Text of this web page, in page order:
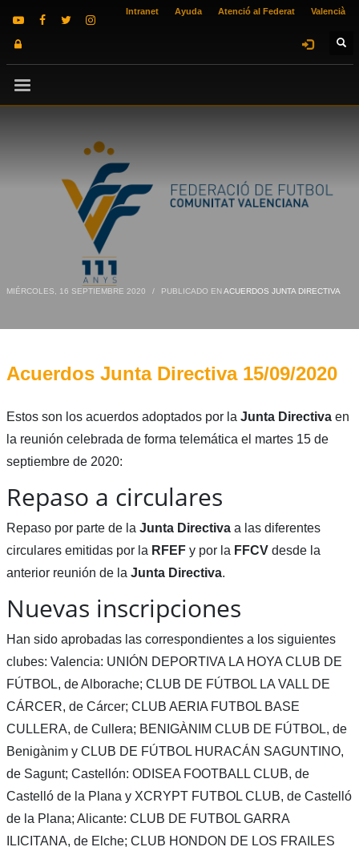
Intranet Ayuda Atenció al Federat Valencià
MIÉRCOLES, 16 SEPTIEMBRE 2020 / PUBLICADO EN ACUERDOS JUNTA DIRECTIVA
Acuerdos Junta Directiva 15/09/2020
Estos son los acuerdos adoptados por laJunta Directivaen
la reunión celebrada de forma telemática el martes 15 de
septiembre de 2020:
Repaso a circulares
Repaso por parte de laJunta Directivaa las diferentes
circulares emitidas por la RFEFy por la FFCVdesde la
anterior reunión de la Junta Directiva.
Nuevas inscripciones
Han sido aprobadas las correspondientes a los siguientes
clubes: Valencia: UNIÓN DEPORTIVA LA HOYA CLUB DE
FÚTBOL, de Alborache; CLUB DE FÚTBOL LA VALL DE
CÁRCER, de Cárcer; CLUB AERIA FUTBOL BASE
CULLERA, de Cullera; BENIGÀNIM CLUB DE FÚTBOL, de
Benigànim y CLUB DE FÚTBOL HURACÁN SAGUNTINO,
de Sagunt; Castellón: ODISEA FOOTBALL CLUB, de
Castelló de la Plana y XCRYPT FUTBOL CLUB, de Castelló
de la Plana; Alicante: CLUB DE FUTBOL GARRA
ILICITANA, de Elche; CLUB HONDON DE LOS FRAILES